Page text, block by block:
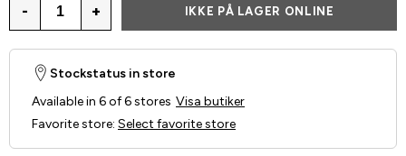
- + IKKE PÅ LAGER ONLINE
Stockstatus in store
Available in 6 of 6 stores Visa butiker
Favorite store: Select favorite store